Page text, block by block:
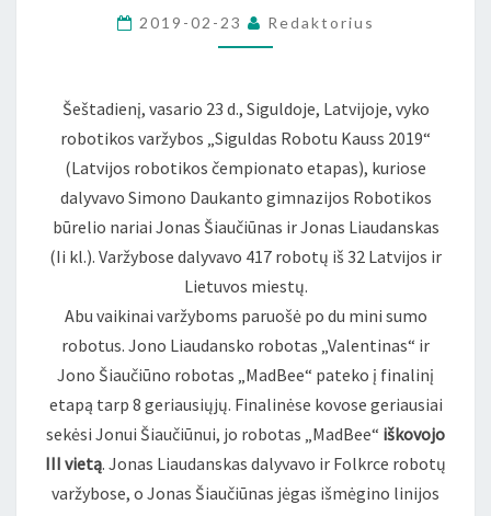
2019“
2019-02-23 Redaktorius
Šeštadienį, vasario 23 d., Siguldoje, Latvijoje, vyko
robotikos varžybos „Siguldas Robotu Kauss 2019“
(Latvijos robotikos čempionato etapas), kuriose
dalyvavo Simono Daukanto gimnazijos Robotikos
būrelio nariai Jonas Šiaučiūnas ir Jonas Liaudanskas
(Ii kl.). Varžybose dalyvavo 417 robotų iš 32 Latvijos ir
Lietuvos miestų.
Abu vaikinai varžyboms paruošė po du mini sumo
robotus. Jono Liaudansko robotas „Valentinas“ ir
Jono Šiaučiūno robotas „MadBee“ pateko į finalinį
etapą tarp 8 geriausiųjų. Finalinėse kovose geriausiai
sekėsi Jonui Šiaučiūnui, jo robotas „MadBee“ iškovojo
III vietą. Jonas Liaudanskas dalyvavo ir Folkrce robotų
varžybose, o Jonas Šiaučiūnas jėgas išmėgino linijos